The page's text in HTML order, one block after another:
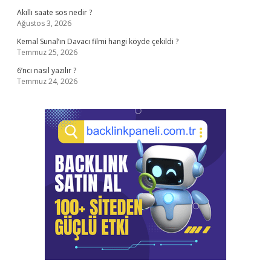
Akıllı saate sos nedir ?
Ağustos 3, 2026
Kemal Sunal’ın Davacı filmi hangi köyde çekildi ?
Temmuz 25, 2026
6’ncı nasıl yazılır ?
Temmuz 24, 2026